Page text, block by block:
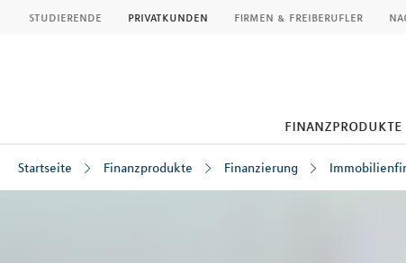
studierende privatkunden firmen & freiberufler
finanzprodukte
Startseite Finanzprodukte Finanzierung